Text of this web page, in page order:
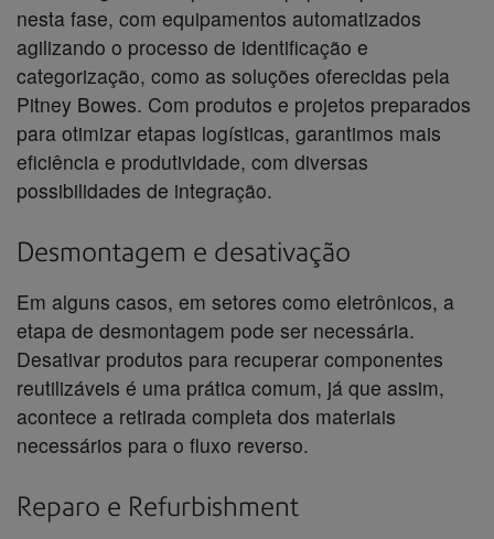
nesta fase, com equipamentos automatizados
agilizando o processo de identificação e
categorização, como as soluções oferecidas pela
Pitney Bowes. Com produtos e projetos preparados
para otimizar etapas logísticas, garantimos mais
eficiência e produtividade, com diversas
possibilidades de integração.
Desmontagem e desativação
Em alguns casos, em setores como eletrônicos, a
etapa de desmontagem pode ser necessária.
Desativar produtos para recuperar componentes
reutilizáveis é uma prática comum, já que assim,
acontece a retirada completa dos materiais
necessários para o fluxo reverso.
Reparo e Refurbishment